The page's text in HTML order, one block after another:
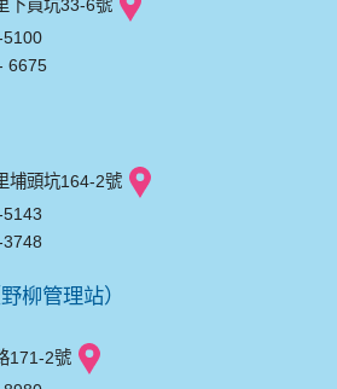
下員坑33-6號
5100
6675
埔頭坑164-2號
柳管理站）
171-2號